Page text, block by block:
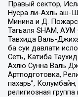
Правый сектор,
Нусра ли-Ахль аш-
Минина и Д.
Тагьаля SHAM,
Тавхида Валь-
ба суи давлати
Сеть, Катиба
Ахлю Сунна Валь
Артподготовка,
пахарь”,
религиозная